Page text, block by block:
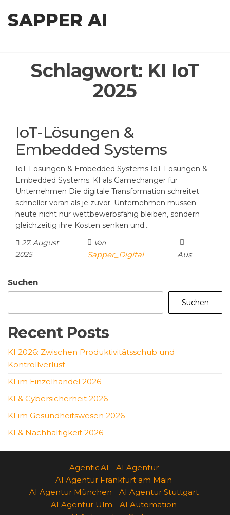
Inhalt
SAPPER AI
Schlagwort: KI IoT
2025
IoT-Lösungen &
Embedded Systems
IoT-Lösungen & Embedded Systems IoT-Lösungen &
Embedded Systems: KI als Gamechanger für
Unternehmen Die digitale Transformation schreitet
schneller voran als je zuvor. Unternehmen müssen
heute nicht nur wettbewerbsfähig bleiben, sondern
gleichzeitig ihre Kosten senken und…
27. August
2025
Von
Sapper_Digital Aus
Suchen
Suchen
Recent Posts
KI 2026: Zwischen Produktivitätsschub und
Kontrollverlust
KI im Einzelhandel 2026
KI & Cybersicherheit 2026
KI im Gesundheitswesen 2026
KI & Nachhaltigkeit 2026
Agentic AI
AI Agentur
AI Agentur Frankfurt am Main
AI Agentur München
AI Agentur Stuttgart
AI Agentur Ulm
AI Automation